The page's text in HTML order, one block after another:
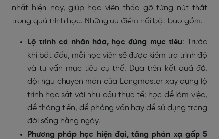
nhất hiện nay, giúp học viên tháo gỡ từng nút thắt
trong quá trình học. Những ưu điểm nổi bật bao gồm:
Lộ trình cá nhân hóa, học đúng mục tiêu: Trước
khi bắt đầu, mỗi học viên sẽ được kiểm tra trình độ
và tư vấn mục tiêu cụ thể. Dựa trên kết quả đó,
đội ngũ chuyên môn của Langmaster xây dựng lộ
trình học sát với nhu cầu thực tế: học để làm việc,
để thăng tiến, để phỏng vấn hay để sử dụng trong
đời sống hằng ngày.
Phương pháp học hiện đại, tăng phản xạ gấp 5